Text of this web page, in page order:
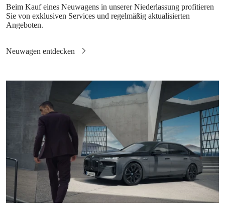
Beim Kauf eines Neuwagens in unserer Niederlassung profitieren
Sie von exklusiven Services und regelmäßig aktualisierten
Angeboten.